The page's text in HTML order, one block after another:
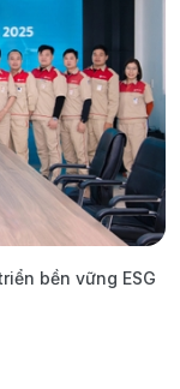
bền vững ESG